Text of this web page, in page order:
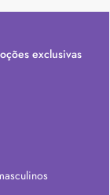
exclusivas